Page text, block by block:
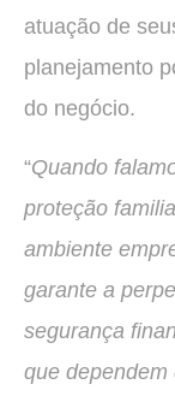
atuação de
planejamento
do negócio.
“Quando
proteção
ambiente
garante a
segurança
que dependem